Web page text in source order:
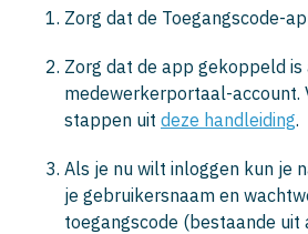
Zorg dat de Toegangscode-
Zorg dat de app gekoppeld is
medewerkerportaal-account.
stappen uit deze handleiding.
Als je nu wilt inloggen kun je
je gebruikersnaam en
toegangscode (bestaande uit